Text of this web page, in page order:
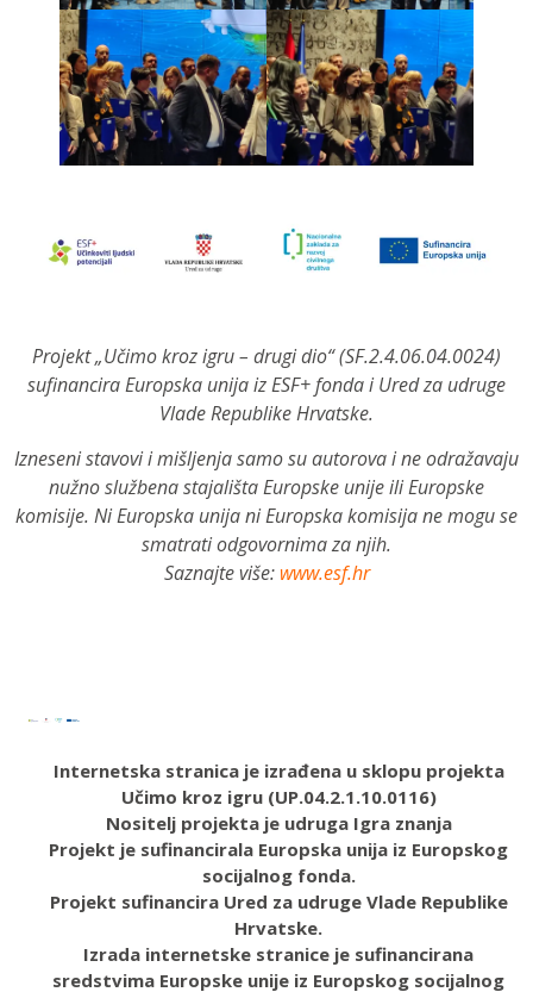
Projekt „Učimo kroz igru – drugi dio“ (SF.2.4.06.04.0024)
sufinancira Europska unija iz ESF+ fonda i Ured za udruge
Vlade Republike Hrvatske.
Izneseni stavovi i mišljenja samo su autorova i ne odražavaju
nužno službena stajališta Europske unije ili Europske
komisije. Ni Europska unija ni Europska komisija ne mogu se
smatrati odgovornima za njih.
Saznajte više: www.esf.hr
Internetska stranica je izrađena u sklopu projekta
Učimo kroz igru (UP.04.2.1.10.0116)
Nositelj projekta je udruga Igra znanja
Projekt je sufinancirala Europska unija iz Europskog
socijalnog fonda.
Projekt sufinancira Ured za udruge Vlade Republike
Hrvatske.
Izrada internetske stranice je sufinancirana
sredstvima Europske unije iz Europskog socijalnog